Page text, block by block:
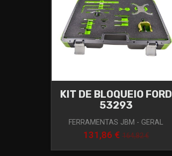
KIT DE BLOQUEIO FORD
53293
FERRAMENTAS JBM - GERAL
131,86 € 164,82 €